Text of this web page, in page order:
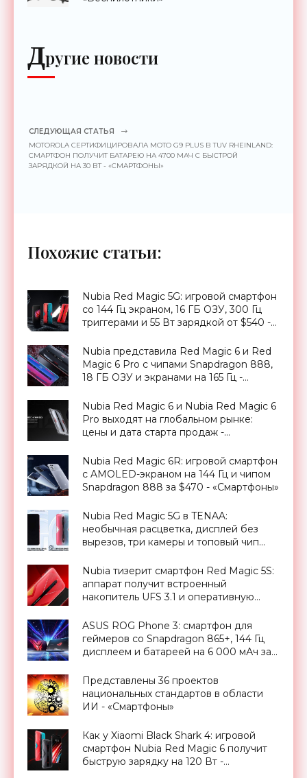
Другие новости
СЛЕДУЮЩАЯ СТАТЬЯ
MOTOROLA СЕРТИФИЦИРОВАЛА MOTO G9 PLUS В TUV RHEINLAND:
СМАРТФОН ПОЛУЧИТ БАТАРЕЮ НА 4700 МАЧ С БЫСТРОЙ
ЗАРЯДКОЙ НА 30 ВТ - «СМАРТФОНЫ»
Похожие статьи:
Nubia Red Magic 5G: игровой смартфон
со 144 Гц экраном, 16 ГБ ОЗУ, 300 Гц
триггерами и 55 Вт зарядкой от $540 -
Nubia представила Red Magic 6 и Red
Magic 6 Pro с чипами Snapdragon 888,
18 ГБ ОЗУ и экранами на 165 Гц -
Nubia Red Magic 6 и Nubia Red Magic 6
Pro выходят на глобальном рынке:
цены и дата старта продаж -
Nubia Red Magic 6R: игровой смартфон
с AMOLED-экраном на 144 Гц и чипом
Snapdragon 888 за $470 - «Смартфоны»
Nubia Red Magic 5G в TENAA:
необычная расцветка, дисплей без
вырезов, три камеры и топовый чип
Nubia тизерит смартфон Red Magic 5S:
аппарат получит встроенный
накопитель UFS 3.1 и оперативную
ASUS ROG Phone 3: смартфон для
геймеров со Snapdragon 865+, 144 Гц
дисплеем и батареей на 6 000 мАч за
Представлены 36 проектов
национальных стандартов в области
ИИ - «Смартфоны»
Как у Xiaomi Black Shark 4: игровой
смартфон Nubia Red Magic 6 получит
быструю зарядку на 120 Вт -